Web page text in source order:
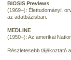
BIOSIS Previews
(1969–): Élettudományi,
az adatbázisban.
MEDLINE
(1950–): Az amerikai
Részletesebb tájékoztató